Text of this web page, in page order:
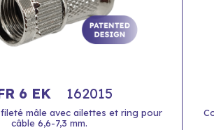
6 EK 162015
mâle avec ailettes et ring pour
câble 6,6-7,3 mm.